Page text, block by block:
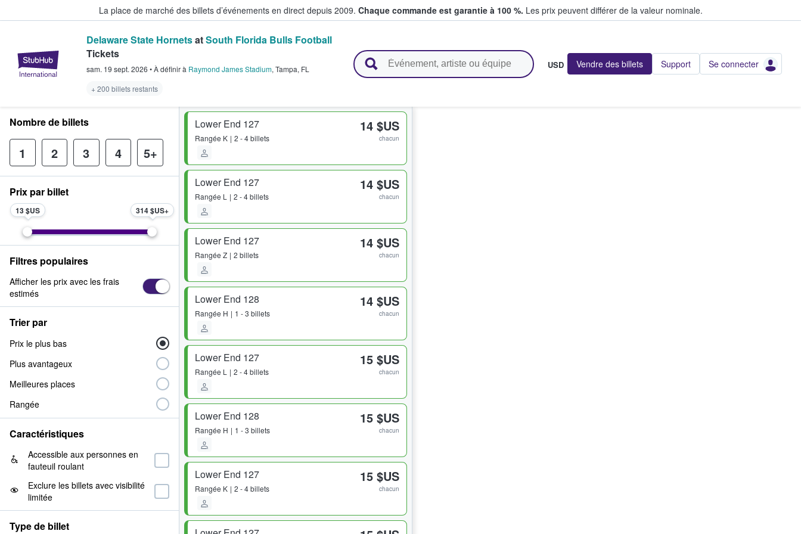
La place de marché des billets d’événements en direct depuis 2009. Chaque commande est garantie à 100 %. Les prix peuvent différer de la valeur nominale.
StubHub - Où les fans achètent et vendent des billets
Delaware State HornetsatSouth Florida Bulls Football
Tickets
sam. 19 sept. 2026 •À définirà Raymond James Stadium, Tampa, FL
+ 200 billets restants
USD Vendre des billets Support Se connecter
Lower End 127
Rangée K 2 - 4 billets
14 $US
chacun
Lower End 127
Rangée L 2 - 4 billets
14 $US
chacun
Lower End 127
Rangée Z 2 billets
14 $US
chacun
Lower End 128
Rangée H 1 - 3 billets
14 $US
chacun
Lower End 127
Rangée L 2 - 4 billets
15 $US
chacun
Lower End 128
Rangée H 1 - 3 billets
15 $US
chacun
Lower End 127
Rangée K 2 - 4 billets
15 $US
chacun
Nombre de billets
1 2 3 4 5+
Prix par billet
13 $US 314 $US
Filtres populaires
Afficher les prix avec les frais
estimés
Trier par
Prix le plus bas
Plus avantageux
Meilleures places
Rangée
Caractéristiques
Accessible aux personnes en
fauteuil roulant
Exclure les billets avec visibilité
limitée
Type de billet